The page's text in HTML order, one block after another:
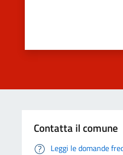
Contatta il comune
Leggi le domande